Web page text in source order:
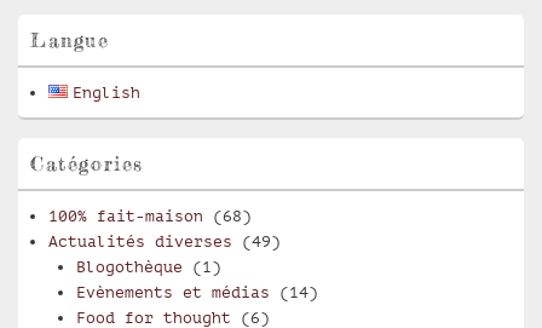
pour
latérale
Langue
English
Catégories
100% fait-maison (68)
Actualités diverses (49)
Blogothèque (1)
Evènements et médias (14)
Food for thought (6)